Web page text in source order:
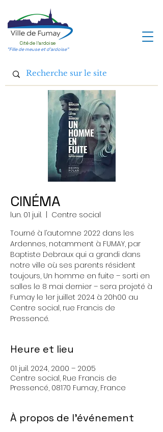
Cité de l'ardoise
"Fille de meuse et d'ardoise"
CINÉMA
lun. 01 juil.
Centre social
Tourné à l’automne 2022 dans les
Ardennes, notamment à FUMAY, par
Baptiste Debraux qui a grandi dans
notre ville où ses parents résident
toujours, Un homme en fuite – sorti en
salles le 8 mai dernier – sera projeté à
Fumay le 1er juillet 2024 à 20h00 au
Centre social, rue Francis de
Pressencé.
Heure et lieu
01 juil. 2024, 20:00 – 20:05
Centre social, Rue Francis de
Pressencé, 08170 Fumay, France
À propos de l'événement